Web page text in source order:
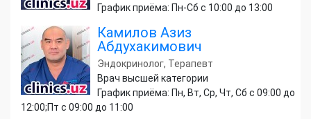
График приёма: Пн-Сб с 10:00 до 13:00
Камилов Азиз
Абдухакимович
Эндокринолог, Терапевт
Врач высшей категории
График приёма: Пн, Вт, Ср, Чт, Сб с 09:00 до
12:00;Пт с 09:00 до 11:00